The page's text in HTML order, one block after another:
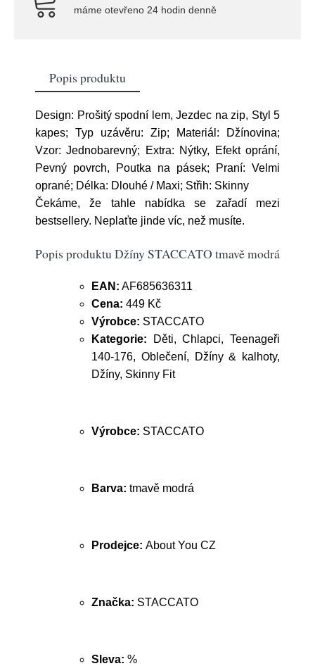
máme otevřeno 24 hodin denně
Popis produktu
Design: Prošitý spodní lem, Jezdec na zip, Styl 5
kapes; Typ uzávěru: Zip; Materiál: Džínovina;
Vzor: Jednobarevný; Extra: Nýtky, Efekt oprání,
Pevný povrch, Poutka na pásek; Praní: Velmi
oprané; Délka: Dlouhé / Maxi; Střih: Skinny
Čekáme, že tahle nabídka se zařadí mezi
bestsellery. Neplaťte jinde víc, než musíte.
Popis produktu Džíny STACCATO tmavě modrá
EAN: AF685636311
Cena: 449 Kč
Výrobce: STACCATO
Kategorie: Děti, Chlapci, Teenageři
140-176, Oblečení, Džíny & kalhoty,
Džíny, Skinny Fit
Výrobce: STACCATO
Barva: tmavě modrá
Prodejce: About You CZ
Značka: STACCATO
Sleva: %